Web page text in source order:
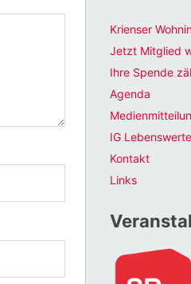
Krienser
Jetzt Mitglied
Ihre Spende
Agenda
IG
Kontakt
Links